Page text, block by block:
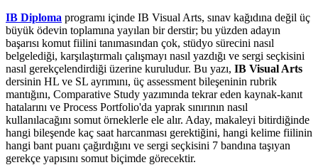
IB Diploma programı içinde IB Visual Arts, sınav kağıdına değil üç
büyük ödevin toplamına yayılan bir derstir; bu yüzden adayın
başarısı komut fiilini tanımasından çok, stüdyo sürecini nasıl
belgelediği, karşılaştırmalı çalışmayı nasıl yazdığı ve sergi seçkisini
nasıl gerekçelendirdiği üzerine kuruludur. Bu yazı, IB Visual Arts
dersinin HL ve SL ayrımını, üç assessment bileşeninin rubrik
mantığını, Comparative Study yazımında tekrar eden kaynak-kanıt
hatalarını ve Process Portfolio'da yaprak sınırının nasıl
kullanılacağını somut örneklerle ele alır. Aday, makaleyi bitirdiğinde
hangi bileşende kaç saat harcanması gerektiğini, hangi kelime fiilinin
hangi bant puanı çağırdığını ve sergi seçkisini 7 bandına taşıyan
gerekçe yapısını somut biçimde görecektir.